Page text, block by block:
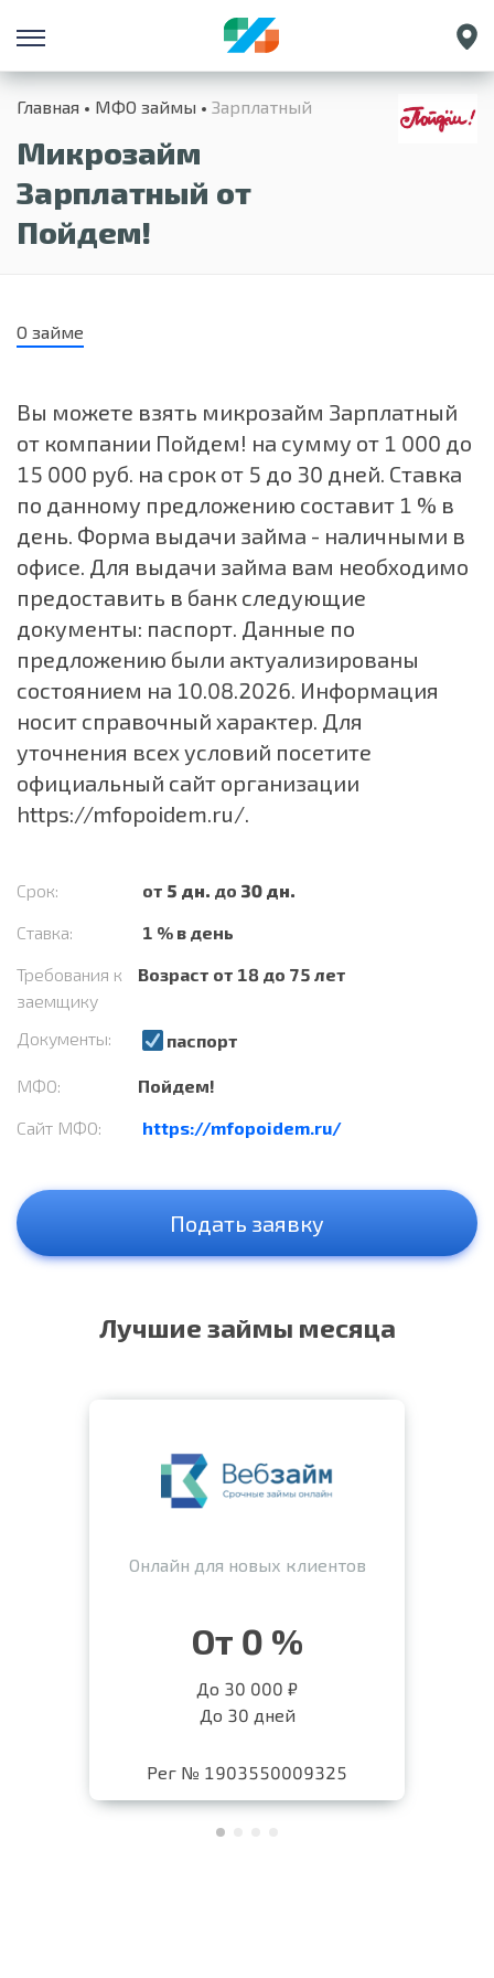
Санкт-Петербург
Екатеринбург
Главная МФО займы Зарплатный
Микрозайм
Зарплатный от
Пойдем!
О займе
Вы можете взять микрозайм Зарплатный
от компании Пойдем! на сумму от 1 000 до
15 000 руб. на срок от 5 до 30 дней. Ставка
по данному предложению составит 1 % в
день. Форма выдачи займа - наличными в
офисе. Для выдачи займа вам необходимо
предоставить в банк следующие
документы: паспорт. Данные по
предложению были актуализированы
состоянием на 10.08.2026. Информация
носит справочный характер. Для
уточнения всех условий посетите
официальный сайт организации
https://mfopoidem.ru/.
Срок: от 5 дн. до 30 дн.
Ставка:
1 % в день
Требования к
заемщику
Возраст от 18 до 75 лет
Документы: паспорт
МФО:
Пойдем!
Сайт МФО:
https://mfopoidem.ru/
Подать заявку
Лучшие займы месяца
Онлайн для новых клиентов
От 0 %
До 30 000 ₽
До 30 дней
Рег № 1903550009325